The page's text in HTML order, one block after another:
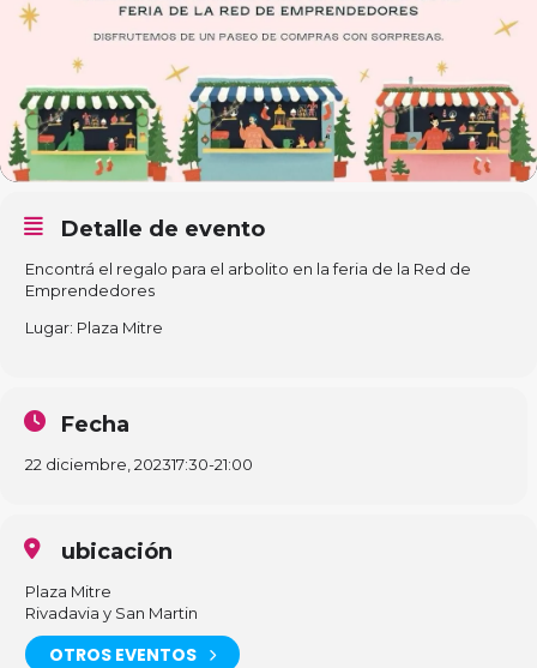
Detalle de evento
Encontrá el regalo para el arbolito en la feria de la Red de
Emprendedores
Lugar: Plaza Mitre
Fecha
22 diciembre, 202317:30-21:00
ubicación
Plaza Mitre
Rivadavia y San Martin
OTROS EVENTOS